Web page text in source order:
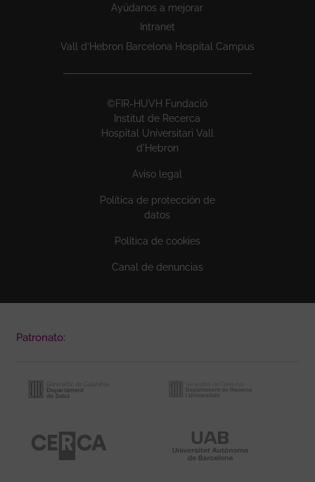
Ayúdanos a mejorar
Intranet
Vall d’Hebron Barcelona Hospital Campus
©FIR-HUVH Fundació
Institut de Recerca
Hospital Universitari Vall
d'Hebron
Aviso legal
Política de protección de
datos
Política de cookies
Canal de denuncias
Patronato: